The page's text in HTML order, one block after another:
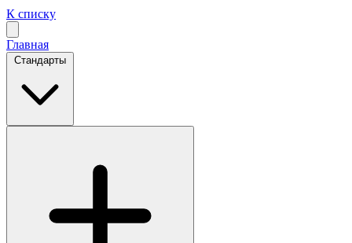
К списку
Главная
Стандарты